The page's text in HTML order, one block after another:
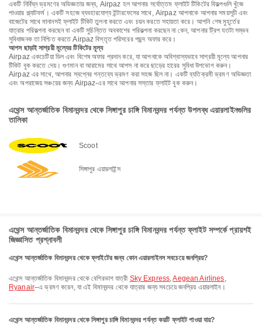
একটি নির্বিঘ্ন ভ্রমণের অভিজ্ঞতার জন্য, Airpaz হল আপনার সর্বোত্তম ফ্লাইট টিকিটের বিকল্পগুলি খুঁজে
পাওয়ার প্ল্যাটফর্ম। একটি সহজে ব্যবহারযোগ্য ইন্টারফেসের সাথে, Airpaz আপনাকে আপনার সময়সূচী এবং
বাজেটের সাথে মানানসই ফ্লাইট টিকিট তুলনা করতে এবং চয়ন করতে সহায়তা করে। আপনি শেষ মুহূর্তের
যাত্রার পরিকল্পনা করছেন বা একটি সুচিন্তিত অবকাশের পরিকল্পনা করছেন না কেন, আপনার ট্রিপ যতটা সম্ভব
সুবিধাজনক তা নিশ্চিত করতে Airpaz বিস্তৃত পরিসরের পছন্দ অফার করে।
আপস ছাড়াই সাশ্রয়ী মূল্যের টিকিটের মূল্য
Airpaz একচেটিয়া ডিল এবং বিশেষ অফার প্রদান করে, যা আপনাকে অবিশ্বাস্যভাবে সাশ্রয়ী মূল্যে আপনার
টিকিট বুক করতে দেয়। গুণমান বা আরামের সাথে আপস না করে ছাড়ের হারের সুবিধা উপভোগ করুন।
Airpaz এর সাথে, আপনার স্বপ্নের গন্তব্যে ভ্রমণ করা সহজ ছিল না। একটি ব্যতিক্রমী ভ্রমণ অভিজ্ঞতা
এবং অপরাজেয় সঞ্চয়ের জন্য Airpaz-এর সাথে আপনার সস্তার ফ্লাইট বুক করুন।
এথেন্স আন্তর্জাতিক বিমানবন্দর থেকে সিঙ্গাপুর চাঙ্গি বিমানবন্দর পর্যন্ত উপলব্ধ এয়ারলাইনগুলির
তালিকা
Scoot
সিঙ্গাপুর এয়ারলাইন্স
এথেন্স আন্তর্জাতিক বিমানবন্দর থেকে সিঙ্গাপুর চাঙ্গি বিমানবন্দর পর্যন্ত ফ্লাইট সম্পর্কে প্রায়শই
জিজ্ঞাসিত প্রশ্নাবলী
এথেন্স আন্তর্জাতিক বিমানবন্দর থেকে ফ্লাইটের জন্য কোন এয়ারলাইনস সবচেয়ে জনপ্রিয়?
এথেন্স আন্তর্জাতিক বিমানবন্দর থেকে বেশিরভাগ যাত্রী Sky Express,Aegean Airlines,
Ryanair–এ ভ্রমণ করেন, যা এই বিমানবন্দর থেকে যাত্রার জন্য সবচেয়ে জনপ্রিয় এয়ারলাইন।
এথেন্স আন্তর্জাতিক বিমানবন্দর থেকে সিঙ্গাপুর চাঙ্গি বিমানবন্দর পর্যন্ত কয়টি ফ্লাইট পাওয়া যায়?